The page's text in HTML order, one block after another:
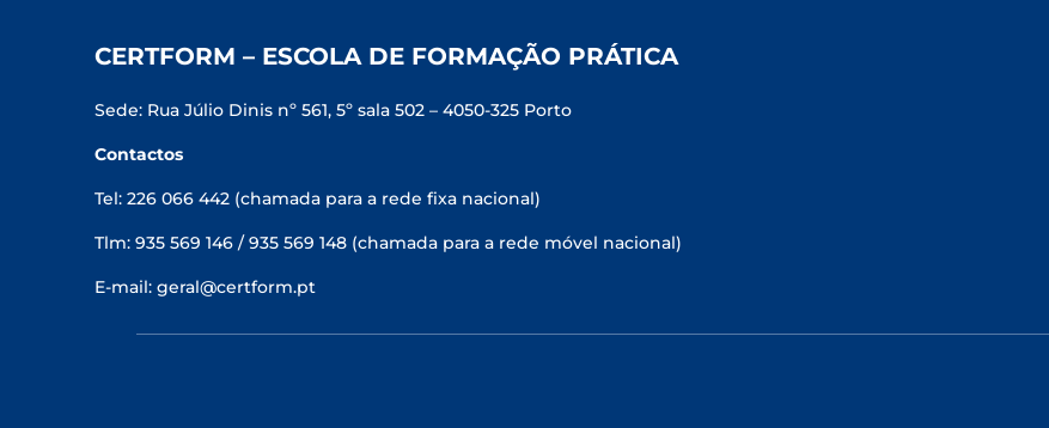
CERTFORM – ESCOLA DE FORMAÇÃO PRÁTICA
Sede: Rua Júlio Dinis nº 561, 5º sala 502 – 4050-325 Porto
Contactos
Tel: 226 066 442 (chamada para a rede fixa nacional)
Tlm: 935 569 146 / 935 569 148 (chamada para a rede móvel nacional)
E-mail: geral@certform.pt